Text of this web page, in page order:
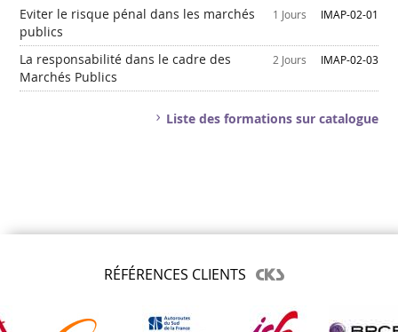
Eviter le risque pénal dans les marchés
publics
1 Jours IMAP-02-01
La responsabilité dans le cadre des
Marchés Publics
2 Jours IMAP-02-03
Liste des formations sur catalogue
RÉFÉRENCES CLIENTS